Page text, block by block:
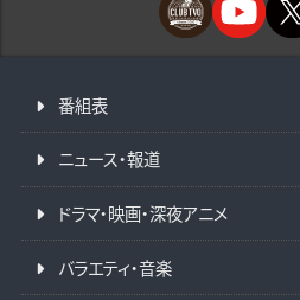
番組表
ニュース・報道
ドラマ・映画・深夜アニメ
バラエティ・音楽